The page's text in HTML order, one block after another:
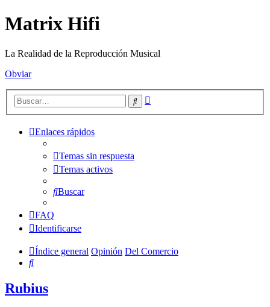
Matrix Hifi
La Realidad de la Reproducción Musical
Obviar
Buscar
Enlaces rápidos
Temas sin respuesta
Temas activos
Buscar
FAQ
Identificarse
Índice general Opinión Del Comercio
Buscar
Rubius